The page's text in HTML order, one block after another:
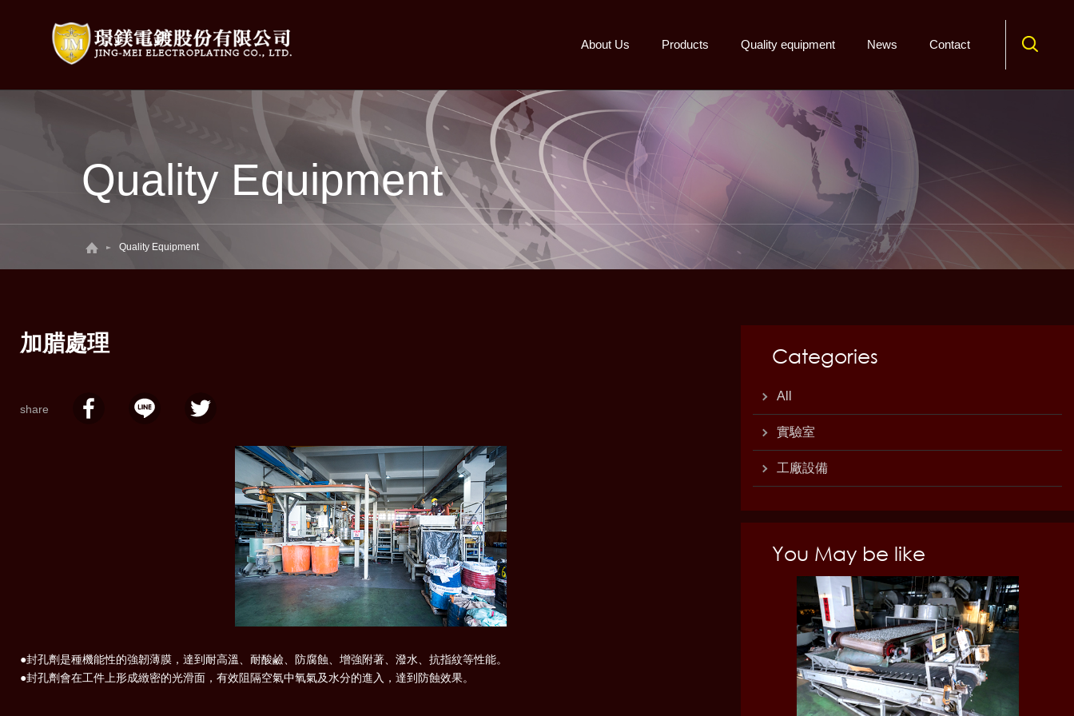
About Us Products Quality equipment News Contact
Quality Equipment
Quality Equipment
加腊處理
share
●封孔劑是種機能性的強韌薄膜，達到耐高溫、耐酸鹼、防腐蝕、增強附著、潑水、抗指紋等性能。
●封孔劑會在工件上形成緻密的光滑面，有效阻隔空氣中氧氣及水分的進入，達到防蝕效果。
Categories
All
實驗室
工廠設備
You May be like